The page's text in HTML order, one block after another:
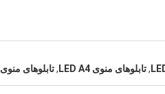
,تابلوهای منوی LED A4 ,تابلوهای منوی LED با نور پس زمینه A5